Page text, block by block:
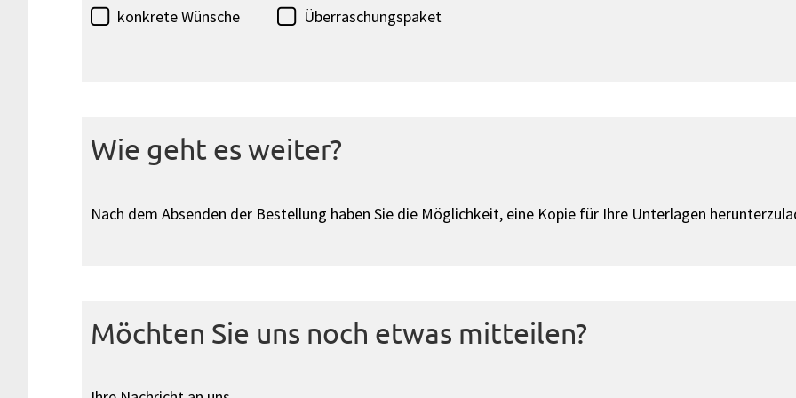
konkrete Wünsche Überraschungspaket
Wie geht es weiter?
Nach dem Absenden der Bestellung haben Sie die Möglichkeit, eine Kopie für Ihre Unterlagen
Möchten Sie uns noch etwas mitteilen?